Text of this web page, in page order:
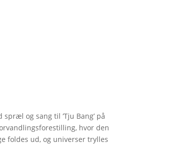
og sang til ’Tju Bang’ på
hvor den
foldes ud, og universer trylles